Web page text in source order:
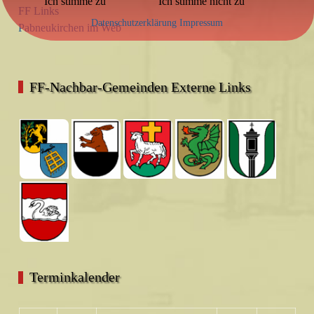
FF Links
Pabneukirchen im Web
FF-Nachbar-Gemeinden Externe Links
Terminkalender
Datenschutzerklärung Impressum